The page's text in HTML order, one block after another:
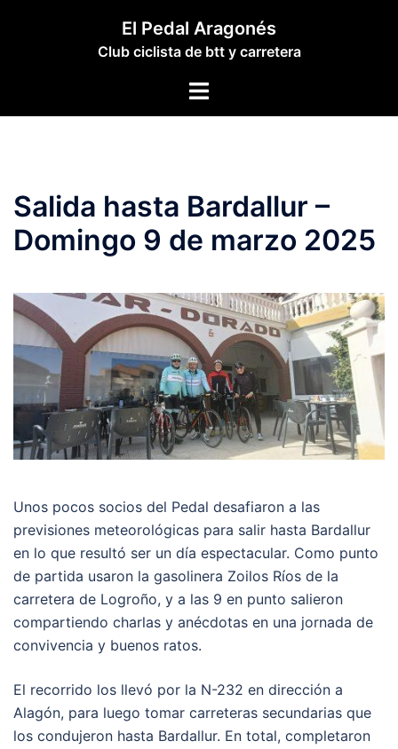
El Pedal Aragonés
Club ciclista de btt y carretera
Alternar
Salida hasta Bardallur –
Domingo 9 de marzo 2025
Unos pocos socios del Pedal desafiaron a las
previsiones meteorológicas para salir hasta Bardallur
en lo que resultó ser un día espectacular. Como punto
de partida usaron la gasolinera Zoilos Ríos de la
carretera de Logroño, y a las 9 en punto salieron
compartiendo charlas y anécdotas en una jornada de
convivencia y buenos ratos.
El recorrido los llevó por la N-232 en dirección a
Alagón, para luego tomar carreteras secundarias que
los condujeron hasta Bardallur. En total, completaron